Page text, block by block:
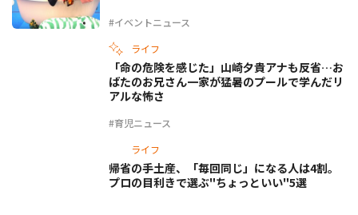
#イベントニュース
ライフ
#育児ニュース
「命の危険を感じた」山崎夕貴アナも反省…お
ばたのお兄さん一家が猛暑のプールで学んだリ
アルな怖さ
ライフ
帰省の手土産、「毎回同じ」になる人は4割。
プロの目利きで選ぶ"ちょっといい"5選